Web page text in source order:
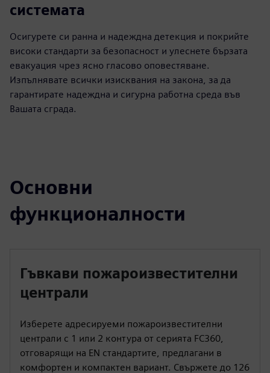
системата
Осигурете си ранна и надеждна детекция и покрийте
високи стандарти за безопасност и улеснете бързата
евакуация чрез ясно гласово оповестяване.
Изпълнявате всички изисквания на закона, за да
гарантирате надеждна и сигурна работна среда във
Вашата сграда.
Основни
функционалности
Гъвкави пожароизвестителни
централи
Изберете адресируеми пожароизвестителни
централи с 1 или 2 контура от серията FC360,
отговарящи на EN стандартите, предлагани в
комфортен и компактен вариант. Свържете до 126